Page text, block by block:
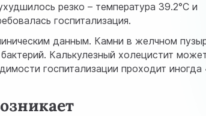
резко – температура 39.2°C и
госпитализация.
данным. Камни в желчном
Калькулезный холецистит
госпитализации проходит иногда